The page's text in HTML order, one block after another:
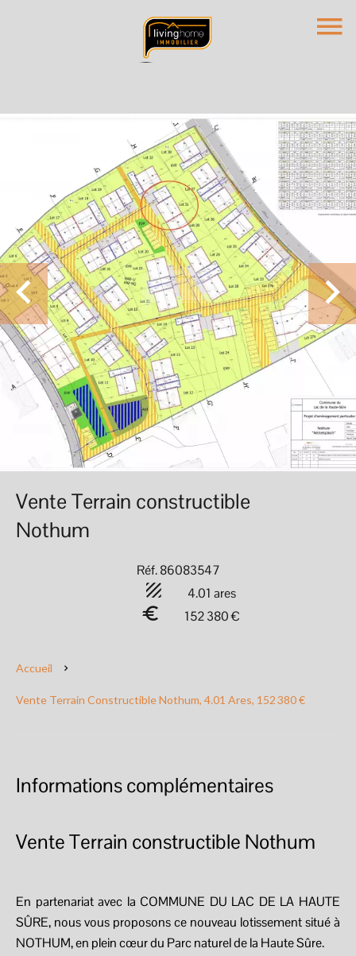
Vente Terrain constructible
Nothum
Réf. 86083547
4.01 ares
152 380 €
Accueil
Vente Terrain Constructible Nothum, 4.01 Ares, 152 380 €
Informations complémentaires
Vente Terrain constructible Nothum
En partenariat avec la COMMUNE DU LAC DE LA HAUTE
SÛRE, nous vous proposons ce nouveau lotissement situé à
NOTHUM, en plein cœur du Parc naturel de la Haute Sûre.